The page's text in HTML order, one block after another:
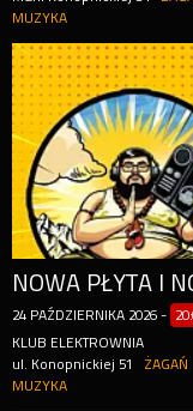
MUZYKA
24 PAŹDZIERNIKA 2026 -
KLUB ELEKTROWNIA
ul. Konopnickiej 51
ŻAGAŃ
MUZYKA